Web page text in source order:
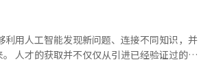
局限性，希望经过权重和优先级的考量，进
，一些观众指
性，座位、音响和屏幕距离等观影环境可
内售罄，部分优质座位甚至在二手交易平台
分恢复，找到了熟悉的地方。 引发最大
时，MJ突然流下了眼泪。一些粉丝认为，琴
片最后，内德的行为同
用人工智能发现新问题、连接不同知识，并
专
生态系统建立联系至关重要。在这个时代，